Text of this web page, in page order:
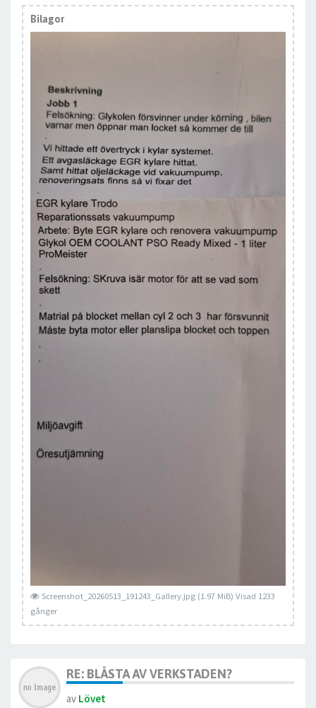
Bilagor
Screenshot_20260513_191243_Gallery.jpg (1.97 MiB) Visad 1233
gånger
RE: BLÅSTA AV VERKSTADEN?
av Lövet